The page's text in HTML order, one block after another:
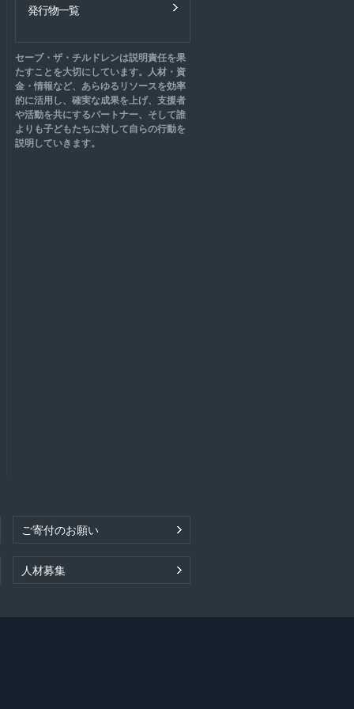
発行物一覧
セーブ・ザ・チルドレンは説明責任を果
たすことを大切にしています。人材・資
金・情報など、あらゆるリソースを効率
的に活用し、確実な成果を上げ、支援者
や活動を共にするパートナー、そして誰
よりも子どもたちに対して自らの行動を
説明していきます。
ご寄付のお願い
人材募集